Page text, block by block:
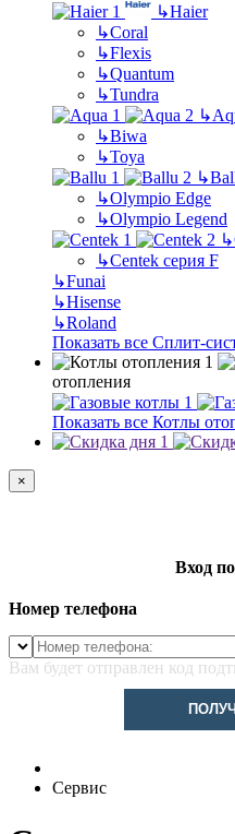
↳Haier
↳Coral
↳Flexis
↳Quantum
↳Tundra
↳
↳Biwa
↳Toya
↳
↳Olympio Edge
↳Olympio Legend
↳
↳Centek серия F
↳Funai
↳Hisense
↳Roland
Показать все Сплит-
отопления
Показать все Котлы
×
Вход
Номер телефона
Вам будет отправлен код
Сервис